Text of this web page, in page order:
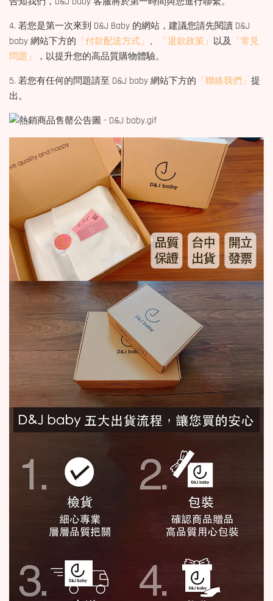
4. 若您是第一次來到 D&J Baby 的網站，建議您請先閱讀 D&J
baby 網站下方的 「付款配送方式」 、 「退款政策」 以及
「常見
問題」
，以提升您的高品質購物體驗。
5. 若您有任何的問題請至 D&J baby 網站下方的 「聯絡我們」 提
出。